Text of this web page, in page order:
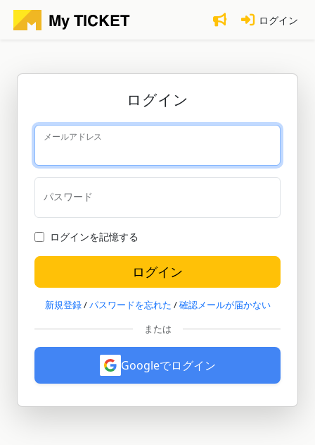
ログイン
ログイン
メールアドレス
パスワード
ログインを記憶する
新規登録/パスワードを忘れた /確認メールが届かない
または
Googleでログイン